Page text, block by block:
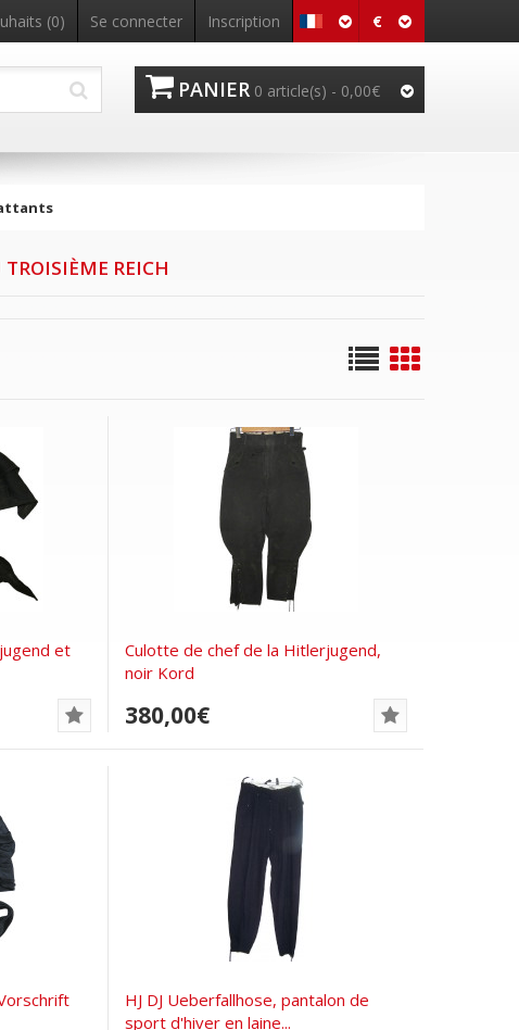
€
(0) Se connecter Inscription
PANIER 0 article(s) - 0,00€
REICH
et
Culotte de chef de la Hitlerjugend,
noir Kord
380,00€
HJ DJ Ueberfallhose, pantalon de
sport d'hiver en laine...